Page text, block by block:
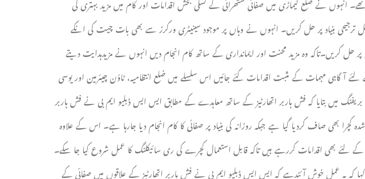
بنیاد پر حل کریں۔ انہوں نے وہاں پر موجود سینیٹری ورکرز سے بھی بات چیت کی انکے
حل کریں۔تاکہ وہ مزید محنت اور ایمانداری کے ساتھ کام انجام دیں انہوں نے مزیدہدایت دیتے
لئے آگاہی مہمات کے مثبت اقدامات کئے جائیں اس سلسلے میں ضلع انتظامیہ، ٹاؤن چیئرمین اور یوسی
میں بتایا کہ فش ہاربر اتھارٹیز کے ساتھ معاہدے کے مطابق ایس ایس ڈبلیو ایم بی نے فش ہاربر
بھی صاف کردیا گیا ہے جبکہ روزانہ کی بنیاد پر صفائی کا کام انجام دیا جارہا ہے۔ اس کے علاوہ
لئے بھی اقدامات کررہے ہیں تاکہ قابل استعمال کچرے کی ری سائیکلنگ کا عمل شروع کیا جا سکے۔
کہ یہ عمل خوش آئندہے کہ ایس ایس ڈبلیو ایم بی نے فش ہاربر اتھارٹیز کے علاقوں میں صفائی کے